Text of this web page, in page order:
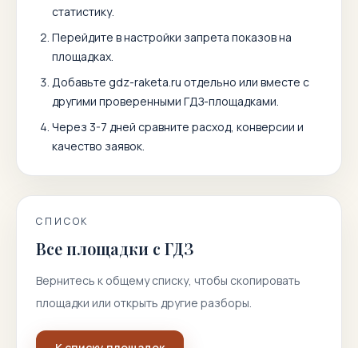
статистику.
Перейдите в настройки запрета показов на
площадках.
Добавьте gdz-raketa.ru отдельно или вместе с
другими проверенными ГДЗ-площадками.
Через 3-7 дней сравните расход, конверсии и
качество заявок.
СПИСОК
Все площадки с ГДЗ
Вернитесь к общему списку, чтобы скопировать
площадки или открыть другие разборы.